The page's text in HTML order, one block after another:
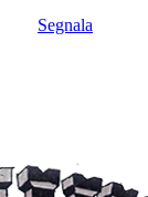
Segnala